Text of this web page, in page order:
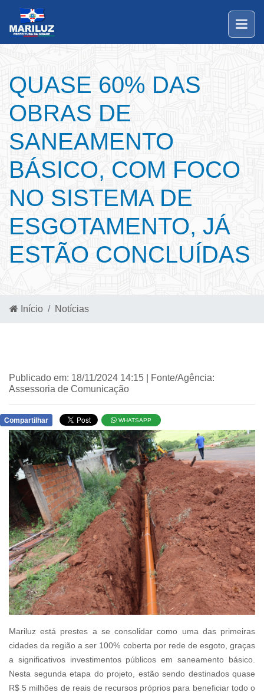
QUASE 60% DAS
OBRAS DE
SANEAMENTO
BÁSICO, COM FOCO
NO SISTEMA DE
ESGOTAMENTO, JÁ
ESTÃO CONCLUÍDAS
Início Notícias
Publicado em: 18/11/2024 14:15 | Fonte/Agência:
Assessoria de Comunicação
Compartilhar WHATSAPP
Mariluz está prestes a se consolidar como uma das primeiras
cidades da região a ser 100% coberta por rede de esgoto, graças
a significativos investimentos públicos em saneamento básico.
Nesta segunda etapa do projeto, estão sendo destinados quase
R$ 5 milhões de reais de recursos próprios para beneficiar todo o